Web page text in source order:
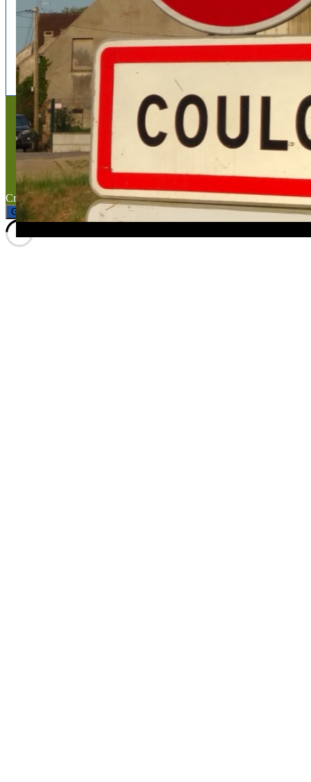
Follow us
facebook
x
instagram
Mentions légales
Mentions légales
Texte d'essai
Created with the WP Theme Airin Blog
Gérer le consentement